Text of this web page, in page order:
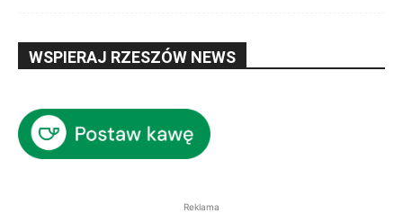
WSPIERAJ RZESZÓW NEWS
Reklama